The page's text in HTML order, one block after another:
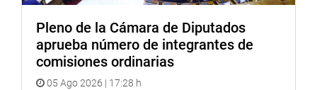
Pleno de la Cámara de Diputados
aprueba número de integrantes de
comisiones ordinarias
05 Ago 2026 | 17:28 h